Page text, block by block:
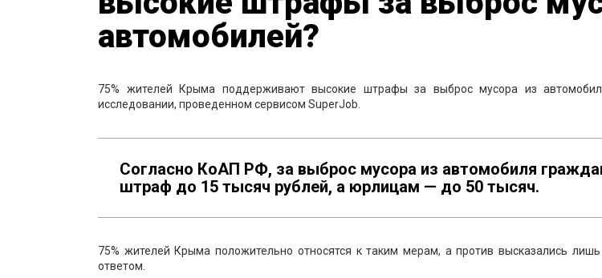
автомобилей?
75% жителей Крыма поддерживают высокие штрафы за выброс мусора из
исследовании, проведенном сервисом SuperJob.
Согласно КоАП РФ, за выброс мусора из автомобиля
штраф до 15 тысяч рублей, а юрлицам — до 50 тысяч.
75% жителей Крыма положительно относятся к таким мерам, а против высказались лишь
ответом.